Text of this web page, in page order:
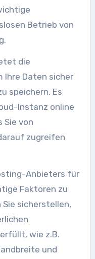
Betrieb von
die
Daten sicher
speichern. Es
Instanz online
Sie von
zugreifen
Anbieters für
Faktoren zu
sicherstellen,
wie z.B.
und